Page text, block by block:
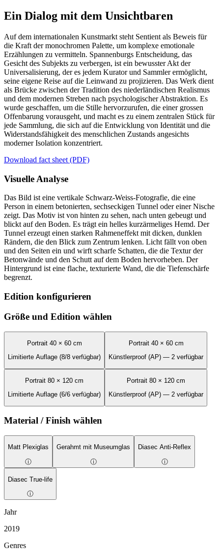
Ein Dialog mit dem Unsichtbaren
Auf dem internationalen Kunstmarkt steht Sentient als Beweis für
die Kraft der monochromen Palette, um komplexe emotionale
Erzählungen zu vermitteln. Spannenburgs Entscheidung, das
Gesicht des Subjekts zu verbergen, ist ein bewusster Akt der
Universalisierung, der es jedem Kurator und Sammler ermöglicht,
seine eigene Reise auf die Leinwand zu projizieren. Das Werk dient
als Brücke zwischen der Tradition des niederländischen Realismus
und dem modernen Streben nach psychologischer Abstraktion. Es
wurde geschaffen, um die Stille hervorzurufen, die einer grossen
Offenbarung vorausgeht, und macht es zu einem zentralen Stück für
jede Sammlung, die sich auf die Entwicklung von Identität und die
Widerstandsfähigkeit des menschlichen Zustands angesichts
moderner Isolation konzentriert.
Download fact sheet (PDF)
Visuelle Analyse
Das Bild ist eine vertikale Schwarz-Weiss-Fotografie, die eine
Person in einem betonierten, sechseckigen Tunnel oder einer Nische
zeigt. Das Motiv ist von hinten zu sehen, nach unten gebeugt und
blickt auf den Boden. Es trägt ein helles kurzärmeliges Hemd. Der
Tunnel erzeugt einen starken Rahmeneffekt mit dicken, dunklen
Rändern, die den Blick zum Zentrum lenken. Licht fällt von oben
und den Seiten ein und wirft scharfe Schatten, die die Textur der
Betonwände und den Schutt auf dem Boden hervorheben. Der
Hintergrund ist eine flache, texturierte Wand, die die Tiefenschärfe
begrenzt.
Edition konfigurieren
Größe und Edition wählen
Portrait 40 × 60 cm
Limitierte Auflage (8/8 verfügbar)
Portrait 40 × 60 cm
Künstlerproof (AP) — 2 verfügbar
Portrait 80 × 120 cm
Limitierte Auflage (6/6 verfügbar)
Portrait 80 × 120 cm
Künstlerproof (AP) — 2 verfügbar
Material / Finish wählen
Matt Plexiglas
ⓘ
Gerahmt mit Museumglas
ⓘ
Diasec Anti-Reflex
ⓘ
Diasec True-life
ⓘ
Jahr
2019
Genres